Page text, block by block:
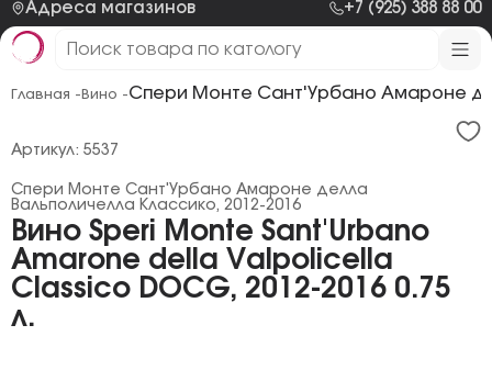
Адреса магазинов +7 (925) 388 88 00
Главная - Вино -Спери Монте Сант'Урбано Амароне
Вино Speri Monte Sant'Urbano
Amarone della Valpolicella
Classico DOCG, 2012-2016 0.75
л.
Спери Монте Сант'Урбано Амароне делла
Вальполичелла Классико, 2012-2016
Артикул: 5537